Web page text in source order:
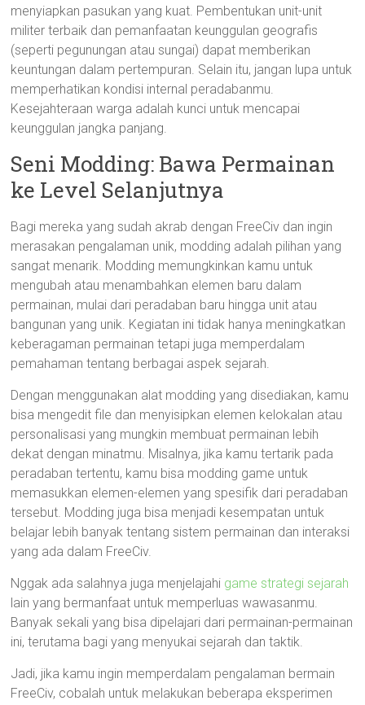
menyiapkan pasukan yang kuat. Pembentukan unit-unit
militer terbaik dan pemanfaatan keunggulan geografis
(seperti pegunungan atau sungai) dapat memberikan
keuntungan dalam pertempuran. Selain itu, jangan lupa untuk
memperhatikan kondisi internal peradabanmu.
Kesejahteraan warga adalah kunci untuk mencapai
keunggulan jangka panjang.
Seni Modding: Bawa Permainan
ke Level Selanjutnya
Bagi mereka yang sudah akrab dengan FreeCiv dan ingin
merasakan pengalaman unik, modding adalah pilihan yang
sangat menarik. Modding memungkinkan kamu untuk
mengubah atau menambahkan elemen baru dalam
permainan, mulai dari peradaban baru hingga unit atau
bangunan yang unik. Kegiatan ini tidak hanya meningkatkan
keberagaman permainan tetapi juga memperdalam
pemahaman tentang berbagai aspek sejarah.
Dengan menggunakan alat modding yang disediakan, kamu
bisa mengedit file dan menyisipkan elemen kelokalan atau
personalisasi yang mungkin membuat permainan lebih
dekat dengan minatmu. Misalnya, jika kamu tertarik pada
peradaban tertentu, kamu bisa modding game untuk
memasukkan elemen-elemen yang spesifik dari peradaban
tersebut. Modding juga bisa menjadi kesempatan untuk
belajar lebih banyak tentang sistem permainan dan interaksi
yang ada dalam FreeCiv.
Nggak ada salahnya juga menjelajahi game strategi sejarah
lain yang bermanfaat untuk memperluas wawasanmu.
Banyak sekali yang bisa dipelajari dari permainan-permainan
ini, terutama bagi yang menyukai sejarah dan taktik.
Jadi, jika kamu ingin memperdalam pengalaman bermain
FreeCiv, cobalah untuk melakukan beberapa eksperimen